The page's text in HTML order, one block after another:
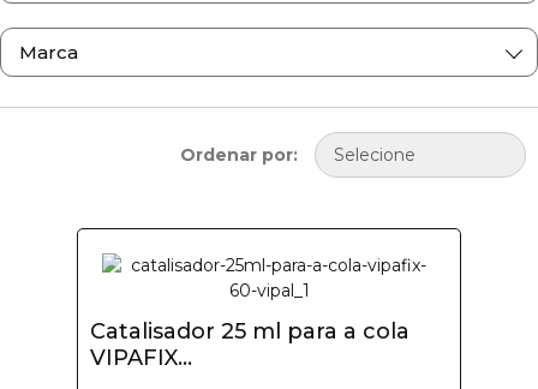
Marca
Ordenar por:
Catalisador 25 ml para a cola
VIPAFIX...